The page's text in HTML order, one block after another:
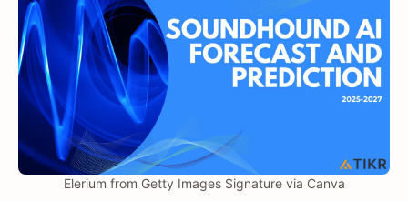
Elerium from Getty Images Signature via Canva